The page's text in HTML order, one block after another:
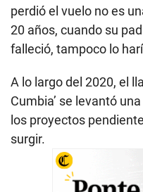
perdió el vuelo no es
20 años, cuando su
falleció, tampoco lo
A lo largo del 2020, el
Cumbia’ se levantó
los proyectos
surgir.